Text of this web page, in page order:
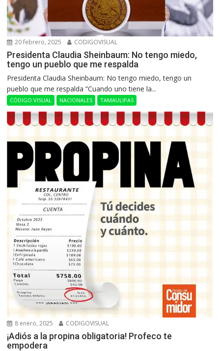
20 febrero, 2025 CODIGOVISUAL
Presidenta Claudia Sheinbaum: No tengo miedo,
tengo un pueblo que me respalda
Presidenta Claudia Sheinbaum: No tengo miedo, tengo un
pueblo que me respalda ”Cuando uno tiene la...
CÓDIGO VISUAL NACIONALES TAMAULIPAS
8 enero, 2025 CODIGOVISUAL
¡Adiós a la propina obligatoria! Profeco te
empodera